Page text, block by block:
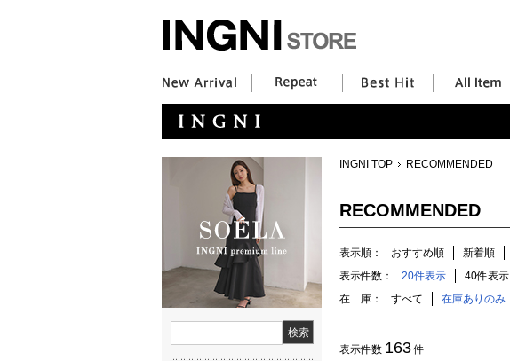
INGNI TOP RECOMMENDED
RECOMMENDED
表示順： おすすめ順 新着順
表示件数：
20件表示 40件表示
在 庫：
すべて 在庫ありのみ
表示件数 163 件